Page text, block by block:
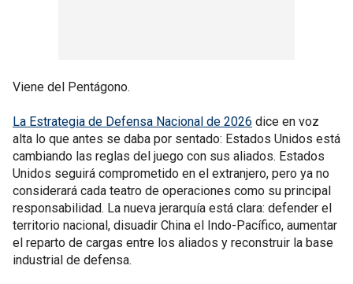
Viene del Pentágono.
La Estrategia de Defensa Nacional de 2026 dice en voz
alta lo que antes se daba por sentado: Estados Unidos está
cambiando las reglas del juego con sus aliados. Estados
Unidos seguirá comprometido en el extranjero, pero ya no
considerará cada teatro de operaciones como su principal
responsabilidad. La nueva jerarquía está clara: defender el
territorio nacional, disuadir China el Indo-Pacífico, aumentar
el reparto de cargas entre los aliados y reconstruir la base
industrial de defensa.